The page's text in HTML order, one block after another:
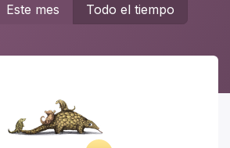
Este mes Todo el tiempo